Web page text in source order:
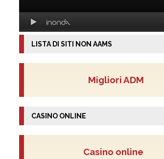
LISTA DI SITI NON AAMS
Migliori ADM
CASINO ONLINE
Casino online